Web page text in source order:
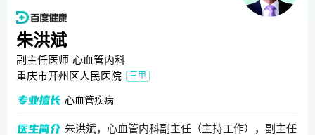
朱洪斌
副主任医师 心血管内科
重庆市开州区人民医院
三甲
心血管疾病
朱洪斌，心血管内科副主任（主持工作），副主任